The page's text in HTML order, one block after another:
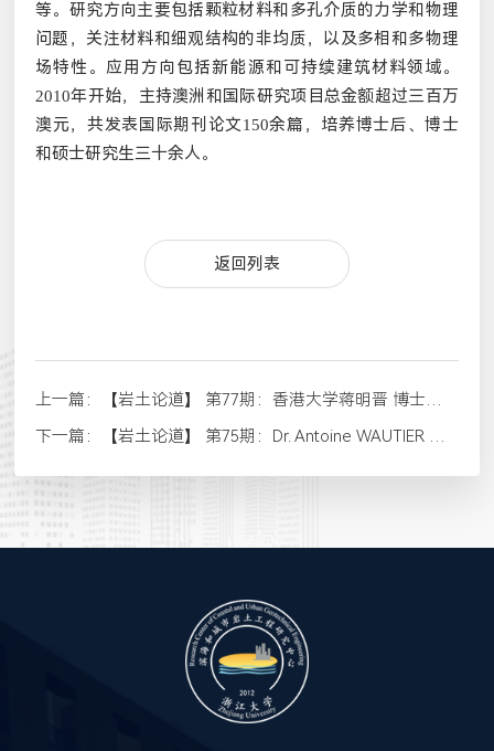
等。研究方向主要包括颗粒材料和多孔介质的力学和物理
问题，关注材料和细观结构的非均质，以及多相和多物理
场特性。应用方向包括新能源和可持续建筑材料领域。
2010年开始，主持澳洲和国际研究项目总金额超过三百万
澳元，共发表国际期刊论文150余篇，培养博士后、博士
和硕士研究生三十余人。
返回列表
上一篇：
【岩土论道】 第77期：香港大学蒋明晋 博士学术报告
下一篇：
【岩土论道】 第75期：Dr. Antoine WAUTIER （INRAE, France）学术报告